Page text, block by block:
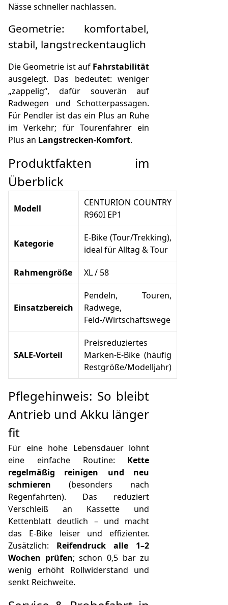
Nässe schneller nachlassen.
Geometrie: komfortabel,
stabil, langstreckentauglich
Die Geometrie ist auf Fahrstabilität
ausgelegt. Das bedeutet: weniger
„zappelig“, dafür souverän auf
Radwegen und Schotterpassagen.
Für Pendler ist das ein Plus an Ruhe
im Verkehr; für Tourenfahrer ein
Plus an Langstrecken-Komfort.
Produktfakten im
Überblick
Modell
CENTURION COUNTRY
R960I EP1
Kategorie
E-Bike (Tour/Trekking),
ideal für Alltag & Tour
Rahmengröße XL / 58
Einsatzbereich
Pendeln, Touren,
Radwege,
Feld-/Wirtschaftswege
SALE-Vorteil
Preisreduziertes
Marken-E-Bike (häufig
Restgröße/Modelljahr)
Pflegehinweis: So bleibt
Antrieb und Akku länger
fit
Für eine hohe Lebensdauer lohnt
eine einfache Routine: Kette
regelmäßig reinigen und neu
schmieren (besonders nach
Regenfahrten). Das reduziert
Verschleiß an Kassette und
Kettenblatt deutlich – und macht
das E-Bike leiser und effizienter.
Zusätzlich: Reifendruck alle 1–2
Wochen prüfen; schon 0,5 bar zu
wenig erhöht Rollwiderstand und
senkt Reichweite.